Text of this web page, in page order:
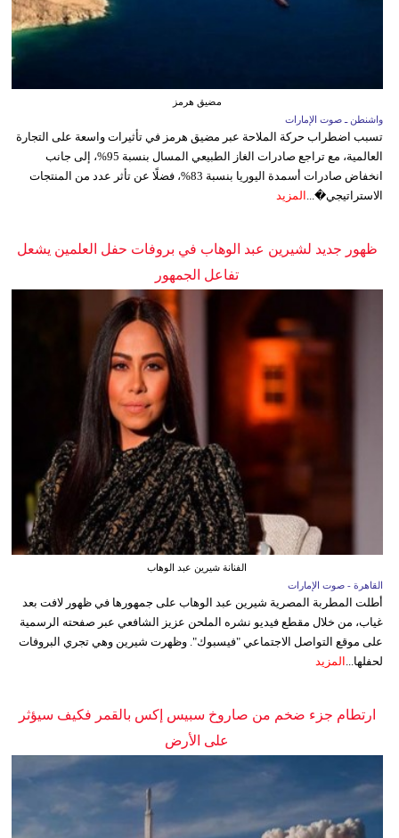
مضيق هرمز
واشنطن ـ صوت الإمارات
تسبب اضطراب حركة الملاحة عبر مضيق هرمز في تأثيرات واسعة على التجارة
العالمية، مع تراجع صادرات الغاز الطبيعي المسال بنسبة 95%، إلى جانب
انخفاض صادرات أسمدة اليوريا بنسبة 83%، فضلًا عن تأثر عدد من المنتجات
الاستراتيجي�... المزيد
ظهور جديد لشيرين عبد الوهاب في بروفات حفل العلمين يشعل
تفاعل الجمهور
الفنانة شيرين عبد الوهاب
القاهرة - صوت الإمارات
أطلت المطربة المصرية شيرين عبد الوهاب على جمهورها في ظهور لافت بعد
غياب، من خلال مقطع فيديو نشره الملحن عزيز الشافعي عبر صفحته الرسمية
على موقع التواصل الاجتماعي "فيسبوك". وظهرت شيرين وهي تجري البروفات
لحفلها... المزيد
ارتطام جزء ضخم من صاروخ سبيس إكس بالقمر فكيف سيؤثر
على الأرض